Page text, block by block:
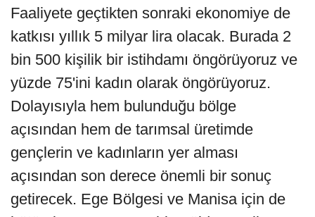
Faaliyete geçtikten sonraki ekonomiye de
katkısı yıllık 5 milyar lira olacak. Burada 2
bin 500 kişilik bir istihdamı öngörüyoruz ve
yüzde 75'ini kadın olarak öngörüyoruz.
Dolayısıyla hem bulunduğu bölge
açısından hem de tarımsal üretimde
gençlerin ve kadınların yer alması
açısından son derece önemli bir sonuç
getirecek. Ege Bölgesi ve Manisa için de